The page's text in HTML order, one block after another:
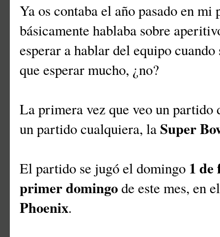
Ya os contaba el año pasado en mi
básicamente hablaba sobre
esperar a hablar del equipo
que esperar mucho, ¿no?
La primera vez que veo un partido
un partido cualquiera, la Super
El partido se jugó el domingo 1 de
primer domingode este mes, en
Phoenix.